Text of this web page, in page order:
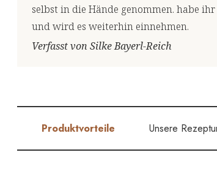
selbst in die Hände genommen. habe
und wird es weiterhin einnehmen.
Verfasst von Silke Bayerl-Reich
Produktvorteile Unsere